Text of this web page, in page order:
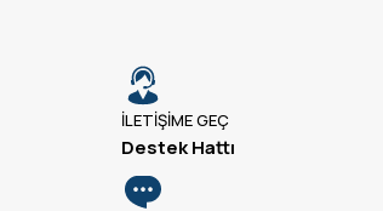
İLETİŞİME GEÇ
Destek Hattı